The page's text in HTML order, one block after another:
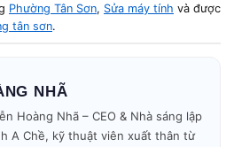
Phường Tân Sơn, Sửa máy tính và được
tân sơn.
NHÃ
Hoàng Nhã – CEO & Nhà sáng lập
A Chề, kỹ thuật viên xuất thân từ